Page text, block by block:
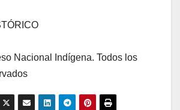
Nacional Indígena. Todos los